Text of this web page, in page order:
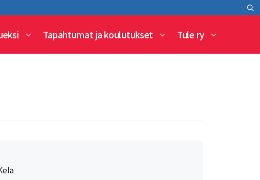
Tapahtumat ja koulutukset Tule ry
, Ahvenanmaa 2017-2022 | Kela